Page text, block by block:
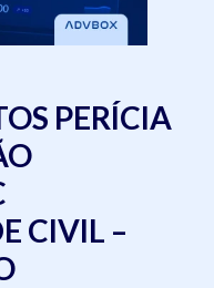
PERÍCIA
CIVIL –